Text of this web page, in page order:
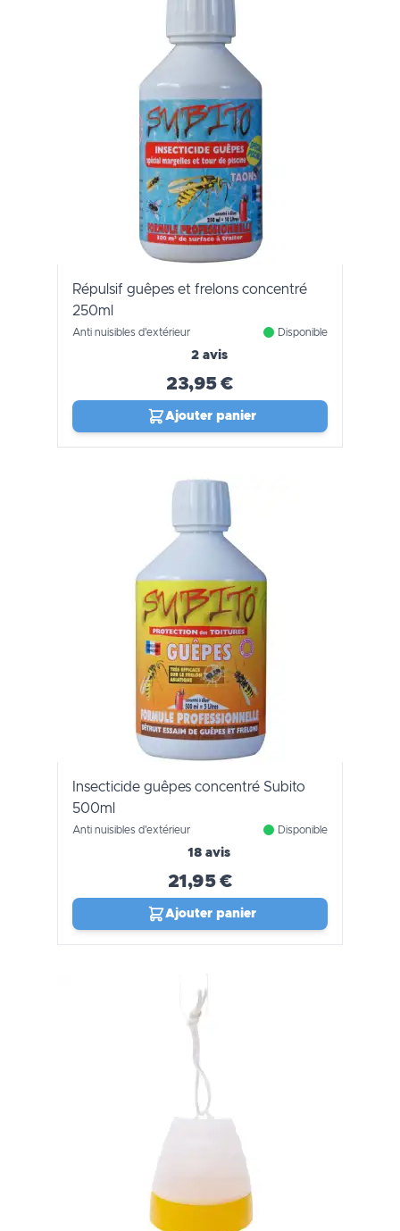
Répulsif guêpes et frelons concentré
250ml
Anti nuisibles d'extérieur Disponible
2 avis
23,95 €
Ajouter panier
Insecticide guêpes concentré Subito
500ml
Anti nuisibles d'extérieur Disponible
18 avis
21,95 €
Ajouter panier